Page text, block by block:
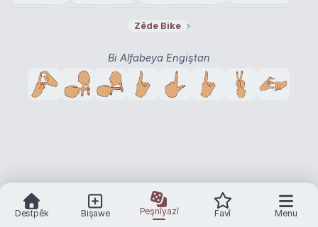
Zêde Bike ›
Bi Alfabeya Engiştan
Destpêk Bişawe Peşnîyazî Favî Menu